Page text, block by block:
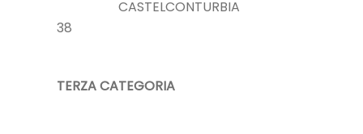
CASTELCONTURBIA
38
TERZA CATEGORIA